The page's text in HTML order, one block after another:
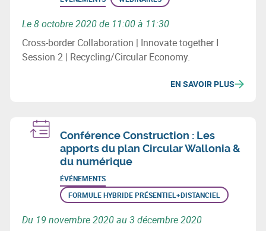
Le 8 octobre 2020 de 11:00 à 11:30
Cross-border Collaboration | Innovate together I
Session 2 | Recycling/Circular Economy.
EN SAVOIR PLUS
Conférence Construction : Les
apports du plan Circular Wallonia &
du numérique
ÉVÉNEMENTS
FORMULE HYBRIDE PRÉSENTIEL+DISTANCIEL
Du 19 novembre 2020 au 3 décembre 2020